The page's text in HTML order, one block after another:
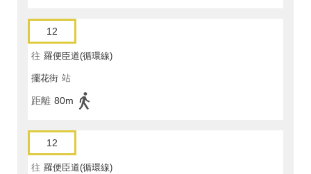
12
往 羅便臣道(循環線)
擺花街 站
距離 80m
12
往 羅便臣道(循環線)